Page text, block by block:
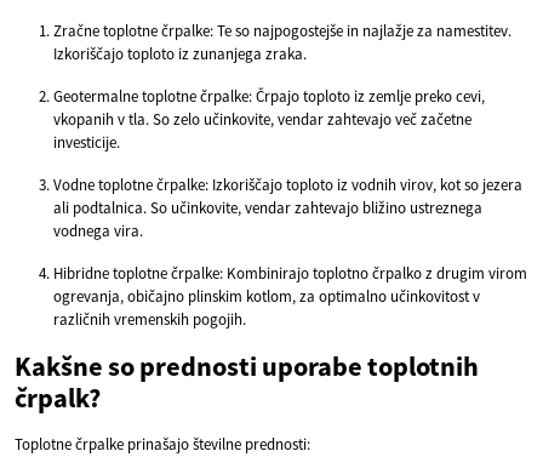
Zračne toplotne črpalke: Te so najpogostejše in najlažje za namestitev.
Izkoriščajo toploto iz zunanjega zraka.
Geotermalne toplotne črpalke: Črpajo toploto iz zemlje preko cevi,
vkopanih v tla. So zelo učinkovite, vendar zahtevajo več začetne
investicije.
Vodne toplotne črpalke: Izkoriščajo toploto iz vodnih virov, kot so jezera
ali podtalnica. So učinkovite, vendar zahtevajo bližino ustreznega
vodnega vira.
Hibridne toplotne črpalke: Kombinirajo toplotno črpalko z drugim virom
ogrevanja, običajno plinskim kotlom, za optimalno učinkovitost v
različnih vremenskih pogojih.
Kakšne so prednosti uporabe toplotnih
črpalk?
Toplotne črpalke prinašajo številne prednosti: